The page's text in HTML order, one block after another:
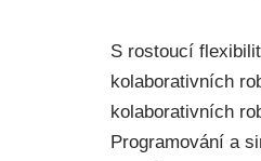
S rostoucí
kolaborativních
kolaborativních
Programování a